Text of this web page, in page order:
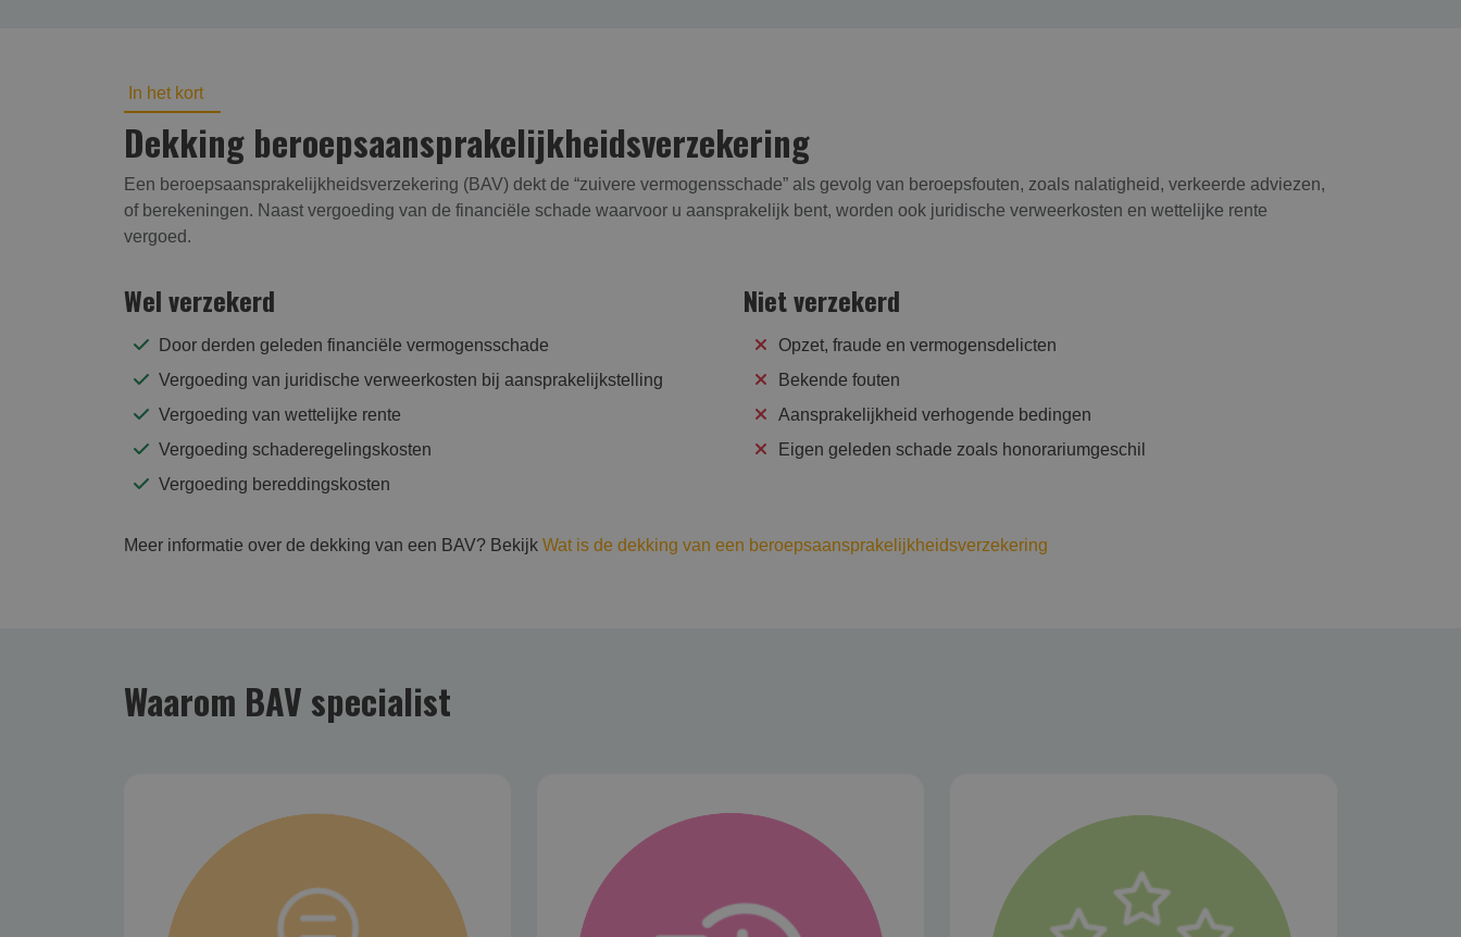
In het kort
Dekking beroepsaansprakelijk­heids­verzekering
Een beroepsaansprakelijkheidsverzekering (BAV) dekt de “zuivere vermogensschade” als gevolg van beroepsfouten, zoals nalatigheid, verkeerde adviezen,
of berekeningen. Naast vergoeding van de financiële schade waarvoor u aansprakelijk bent, worden ook juridische verweerkosten en wettelijke rente
vergoed.
Wel verzekerd
Door derden geleden financiële vermogensschade
Vergoeding van juridische verweerkosten bij aansprakelijkstelling
Vergoeding van wettelijke rente
Vergoeding schaderegelingskosten
Vergoeding bereddingskosten
Niet verzekerd
Opzet, fraude en vermogensdelicten
Bekende fouten
Aansprakelijkheid verhogende bedingen
Eigen geleden schade zoals honorariumgeschil
Meer informatie over de dekking van een BAV? Bekijk Wat is de dekking van een beroepsaansprakelijkheidsverzekering
Waarom BAV specialist